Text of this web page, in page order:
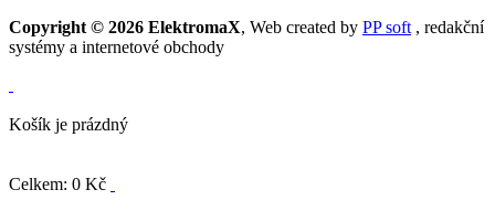
Copyright © 2026 ElektromaX, Web created by PP soft , redakční
systémy a internetové obchody
Košík je prázdný
Celkem: 0 Kč